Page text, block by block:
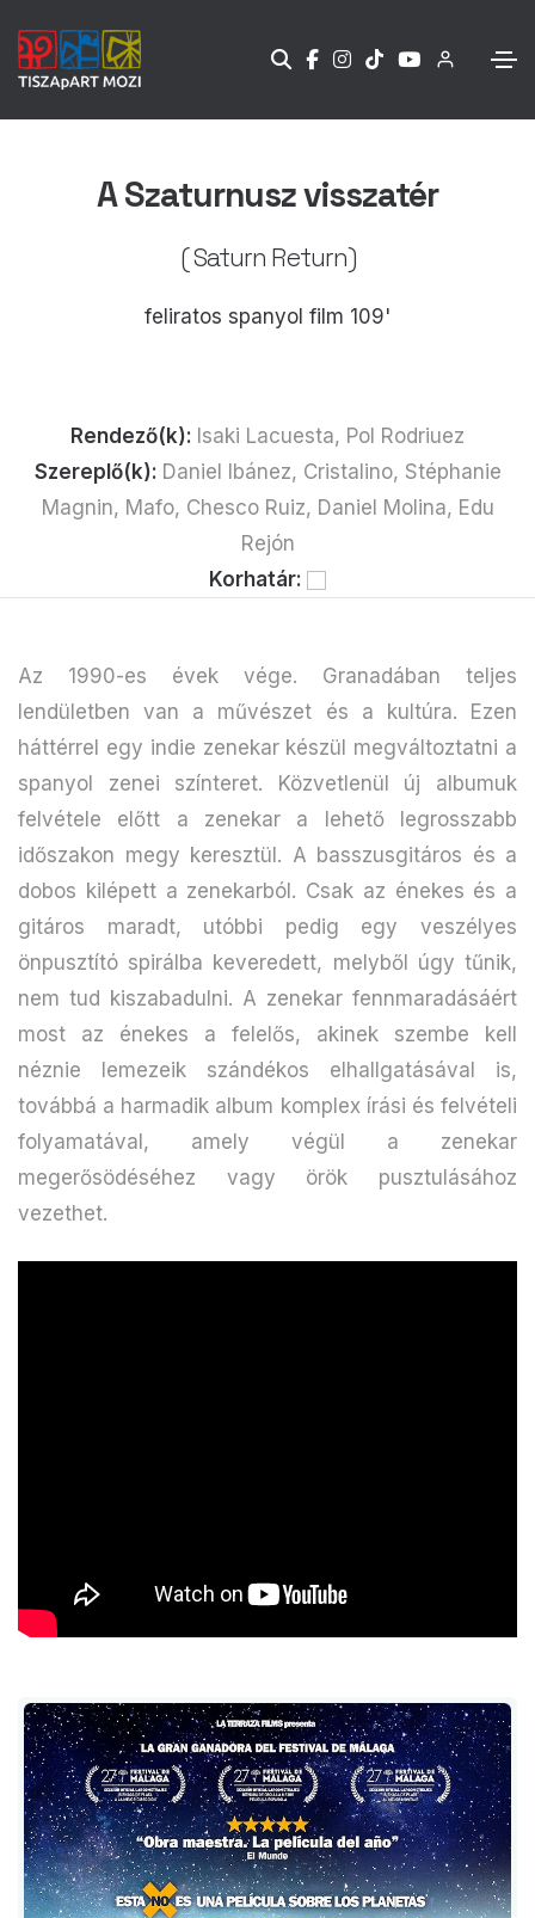
A Szaturnusz visszatér
( Saturn Return)
feliratos spanyol film 109'
Rendező(k): Isaki Lacuesta, Pol Rodriuez
Szereplő(k): Daniel Ibánez, Cristalino, Stéphanie
Magnin, Mafo, Chesco Ruiz, Daniel Molina, Edu
Rejón
Korhatár:
Az 1990-es évek vége. Granadában teljes
lendületben van a művészet és a kultúra. Ezen
háttérrel egy indie zenekar készül megváltoztatni a
spanyol zenei színteret. Közvetlenül új albumuk
felvétele előtt a zenekar a lehető legrosszabb
időszakon megy keresztül. A basszusgitáros és a
dobos kilépett a zenekarból. Csak az énekes és a
gitáros maradt, utóbbi pedig egy veszélyes
önpusztító spirálba keveredett, melyből úgy tűnik,
nem tud kiszabadulni. A zenekar fennmaradásáért
most az énekes a felelős, akinek szembe kell
néznie lemezeik szándékos elhallgatásával is,
továbbá a harmadik album komplex írási és felvételi
folyamatával, amely végül a zenekar
megerősödéséhez vagy örök pusztulásához
vezethet.